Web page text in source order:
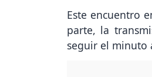
Este encuentro
parte, la
seguir el minuto